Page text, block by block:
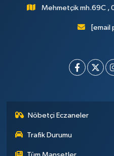
Mehmetçik mh.69C
Nöbetçi Eczaneler
Trafik Durumu